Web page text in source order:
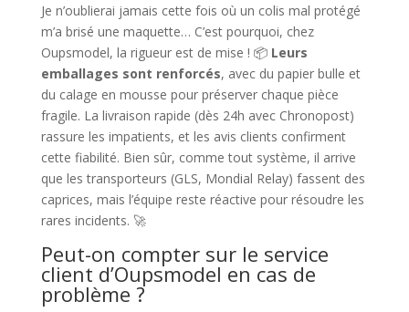
Je n’oublierai jamais cette fois où un colis mal protégé
m’a brisé une maquette… C’est pourquoi, chez
Oupsmodel, la rigueur est de mise ! 📦 Leurs
emballages sont renforcés, avec du papier bulle et
du calage en mousse pour préserver chaque pièce
fragile. La livraison rapide (dès 24h avec Chronopost)
rassure les impatients, et les avis clients confirment
cette fiabilité. Bien sûr, comme tout système, il arrive
que les transporteurs (GLS, Mondial Relay) fassent des
caprices, mais l’équipe reste réactive pour résoudre les
rares incidents. 🚀
Peut-on compter sur le service
client d’Oupsmodel en cas de
problème ?